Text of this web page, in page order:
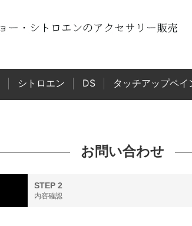
シトロエン DS タッチアップペイ
お問い合わせ
STEP 2
内容確認